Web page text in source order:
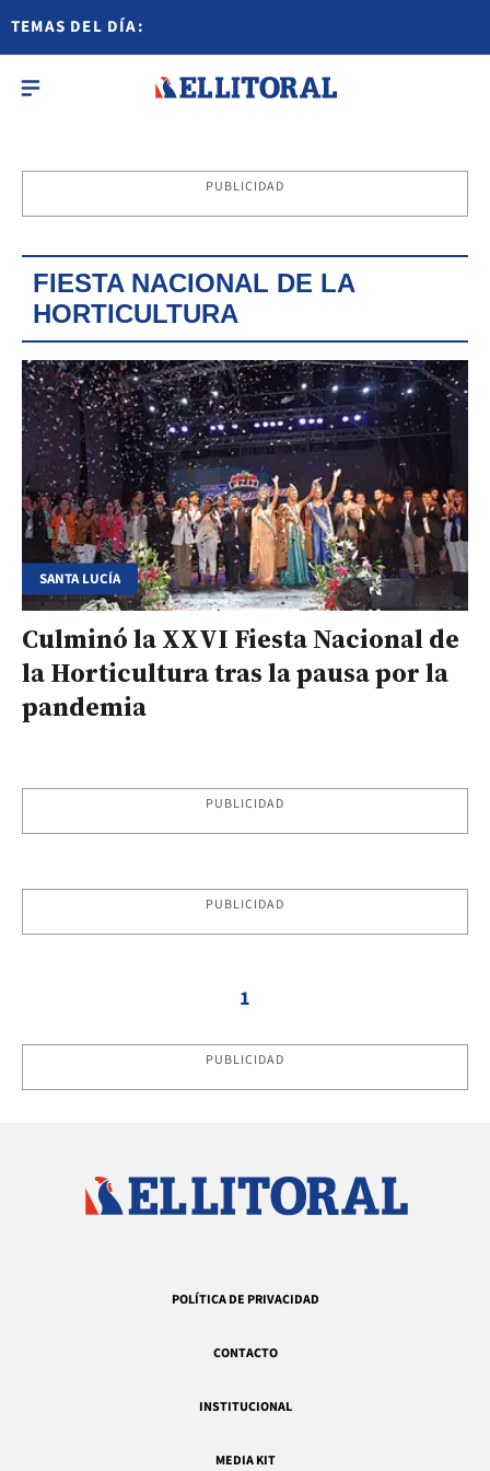
TEMAS DEL DÍA:
PUBLICIDAD
FIESTA NACIONAL DE LA
HORTICULTURA
SANTA LUCÍA
Culminó la XXVI Fiesta Nacional de
la Horticultura tras la pausa por la
pandemia
PUBLICIDAD
PUBLICIDAD
1
PUBLICIDAD
POLÍTICA DE PRIVACIDAD
CONTACTO
INSTITUCIONAL
MEDIA KIT